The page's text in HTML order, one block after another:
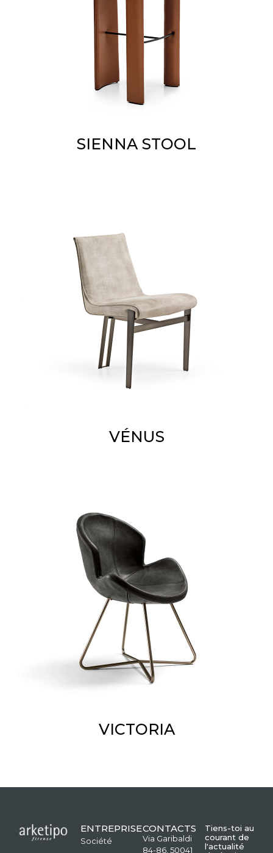
SIENNA STOOL
VÉNUS
VICTORIA
ENTREPRISE
Société
CONTACTS
Via Garibaldi
84-86, 50041
Tiens-toi au
courant de
l'actualité